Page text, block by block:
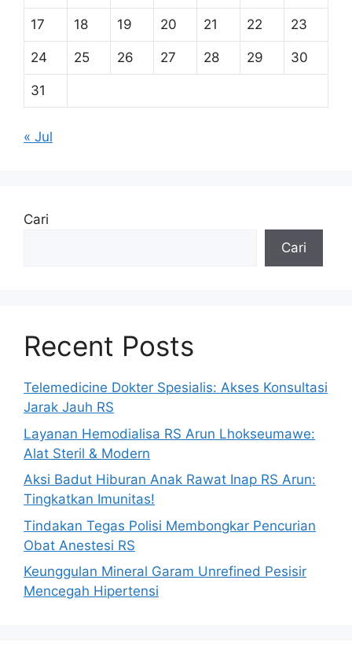
17 18 19 20 21 22 23
24 25 26 27 28 29 30
31
« Jul
Cari
Cari
Recent Posts
Telemedicine Dokter Spesialis: Akses Konsultasi
Jarak Jauh RS
Layanan Hemodialisa RS Arun Lhokseumawe:
Alat Steril & Modern
Aksi Badut Hiburan Anak Rawat Inap RS Arun:
Tingkatkan Imunitas!
Tindakan Tegas Polisi Membongkar Pencurian
Obat Anestesi RS
Keunggulan Mineral Garam Unrefined Pesisir
Mencegah Hipertensi